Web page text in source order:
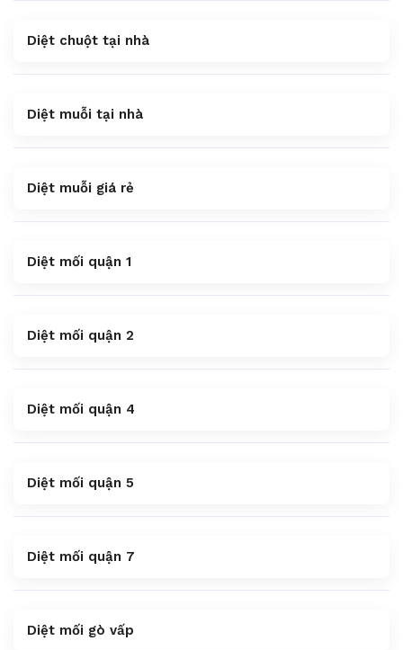
Diệt chuột tại nhà
Diệt muỗi tại nhà
Diệt muỗi giá rẻ
Diệt mối quận 1
Diệt mối quận 2
Diệt mối quận 4
Diệt mối quận 5
Diệt mối quận 7
Diệt mối gò vấp